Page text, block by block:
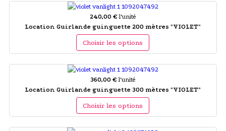
240,00 € l'unité
Location Guirlande guinguette 200 mètres "VIOLET"
Choisir les options
360,00 € l'unité
Location Guirlande guinguette 300 mètres "VIOLET"
Choisir les options